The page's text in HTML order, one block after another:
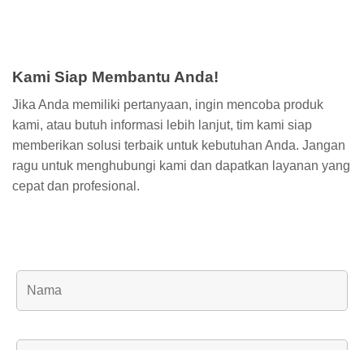
Kami Siap Membantu Anda!
Jika Anda memiliki pertanyaan, ingin mencoba produk
kami, atau butuh informasi lebih lanjut, tim kami siap
memberikan solusi terbaik untuk kebutuhan Anda. Jangan
ragu untuk menghubungi kami dan dapatkan layanan yang
cepat dan profesional.